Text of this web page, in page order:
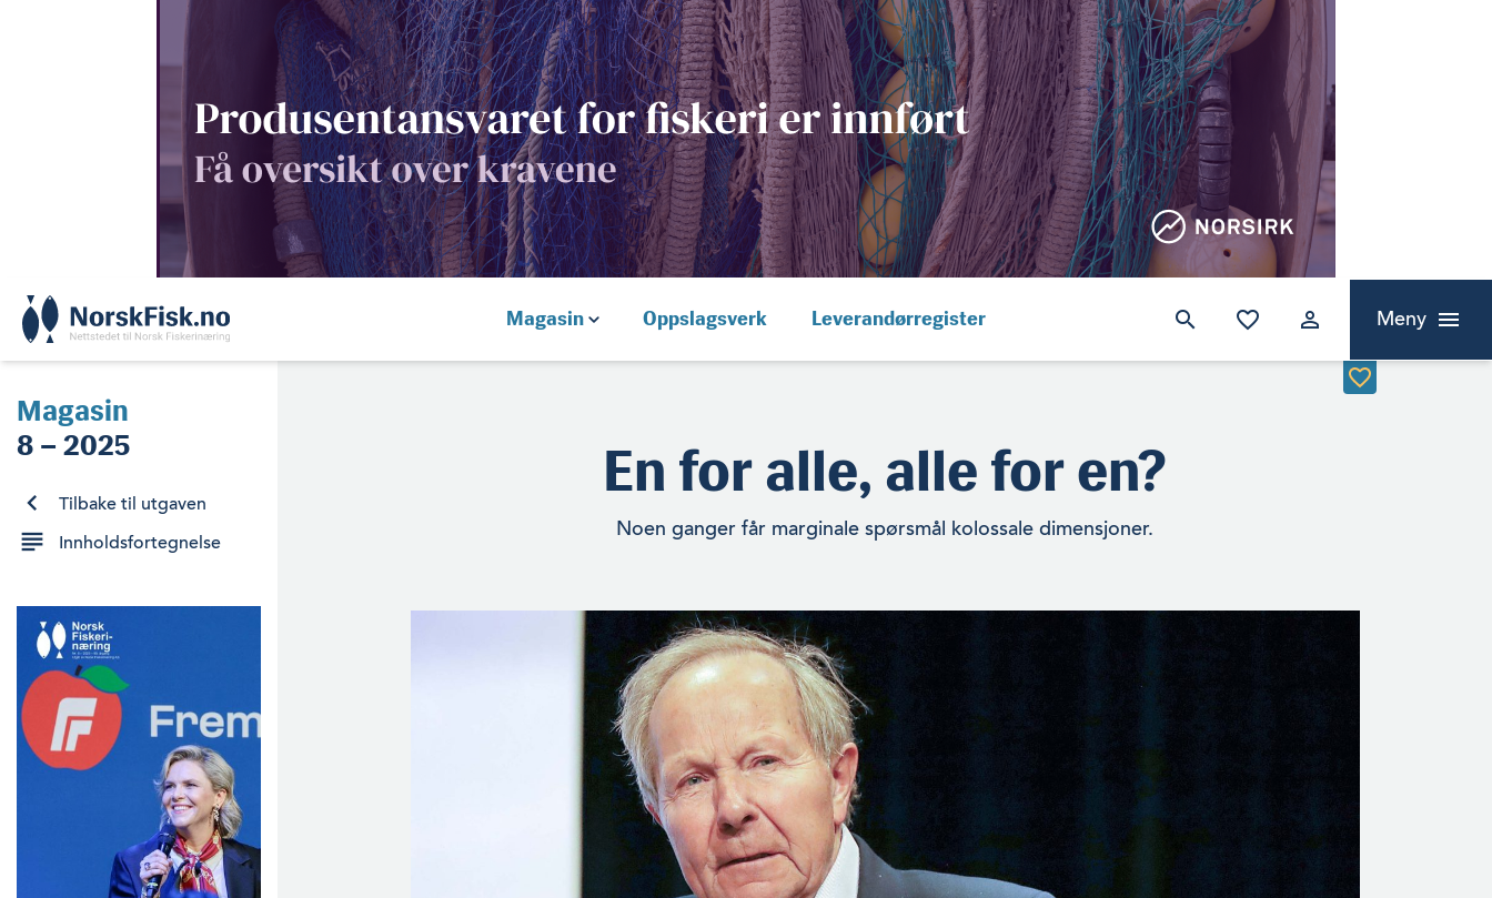
Magasin Oppslagsverk Leverandørregister Meny
Magasin
8 – 2025
Tilbake til utgaven
Innholdsfortegnelse
En for alle, alle for en?
Noen ganger får marginale spørsmål kolossale dimensjoner.